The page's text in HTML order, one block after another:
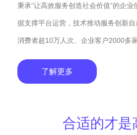
秉承“让高效服务创造社会价值”的企
据支撑平台运营，技术推动服务创新
消费者超10万人次、企业客户2000多家
了解更多
合适的才是